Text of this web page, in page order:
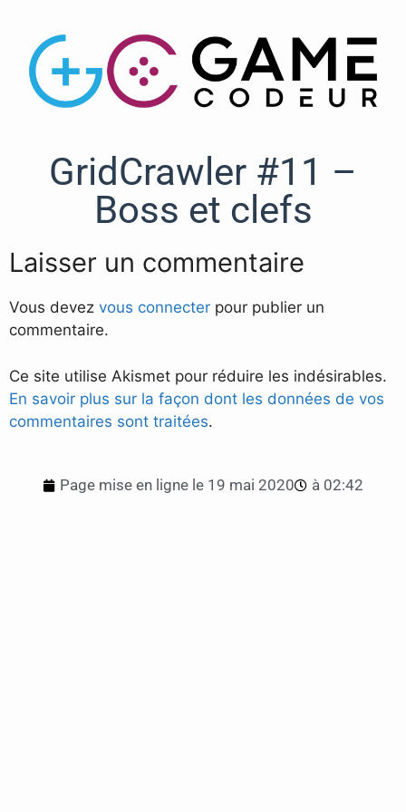
GridCrawler #11 –
Boss et clefs
Laisser un commentaire
Vous devez vous connecter pour publier un
commentaire.
Ce site utilise Akismet pour réduire les indésirables.
En savoir plus sur la façon dont les données de vos
commentaires sont traitées.
Page mise en ligne le 19 mai 2020 à 02:42